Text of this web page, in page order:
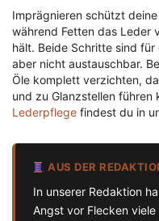
Imprägnieren schützt
während Fetten das Leder
hält. Beide Schritte sind
aber nicht austauschbar.
Öle komplett verzichten,
und zu Glanzstellen
Lederpflege findest du in
AUS DER
In unserer Redaktion
Angst vor Flecken